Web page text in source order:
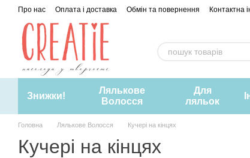
Перейти до основного контенту
Про нас Оплата і доставка Обмін та повернення Контактна
Знижки!
Лялькове
Волосся
Для
ляльок
Головна Лялькове Волосся Кучері на кінцях
Кучері на кінцях